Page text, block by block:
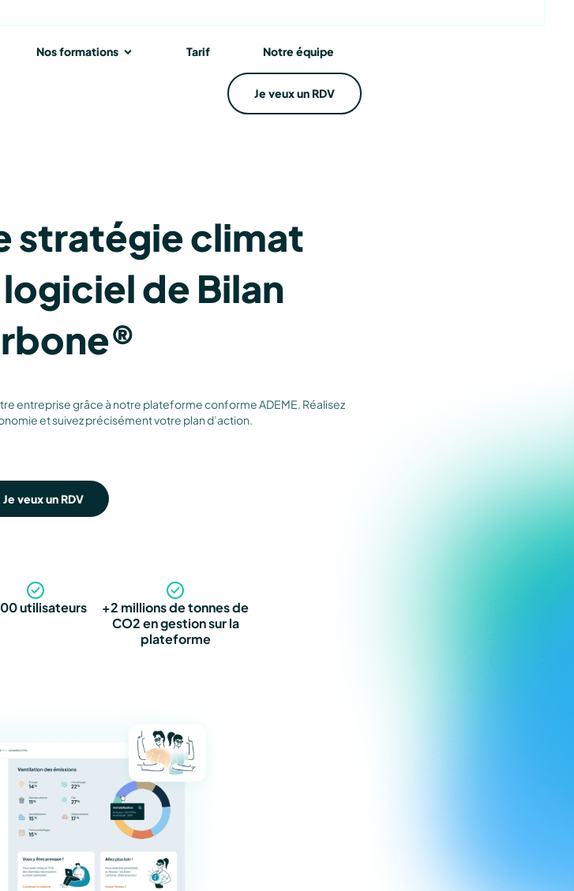
Notre logiciel
Nos formations Ouvrir Nos formations
Tarif Notre équipe
Je veux un RDV
stratégie climat
de Bilan
entreprise grâce à notre plateforme conforme ADEME. Réalisez
et suivez précisément votre plan d’action.
Je veux un RDV
utilisateurs
+2 millions de tonnes de
CO2 en gestion sur la
plateforme